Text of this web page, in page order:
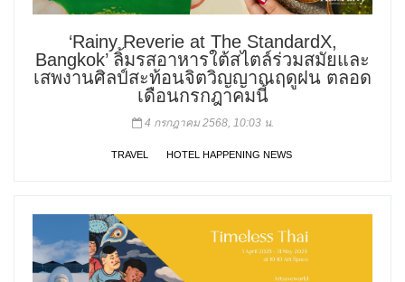
‘Rainy Reverie at The StandardX,
Bangkok’ ลิ้มรสอาหารใต้สไตล์ร่วมสมัยและ
เสพงานศิลป์สะท้อนจิตวิญญาณฤดูฝน ตลอด
เดือนกรกฎาคมนี้
4 กรกฎาคม 2568, 10:03 น.
TRAVEL HOTEL HAPPENING NEWS